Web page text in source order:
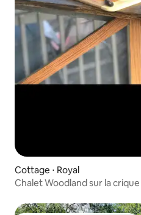
Cottage ⋅ Royal
Chalet Woodland sur la